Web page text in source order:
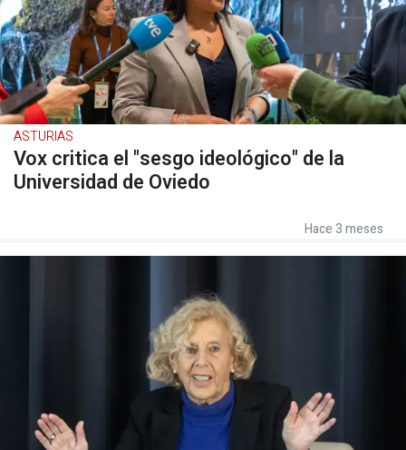
ASTURIAS
Vox critica el "sesgo ideológico" de la
Universidad de Oviedo
Hace 3 meses